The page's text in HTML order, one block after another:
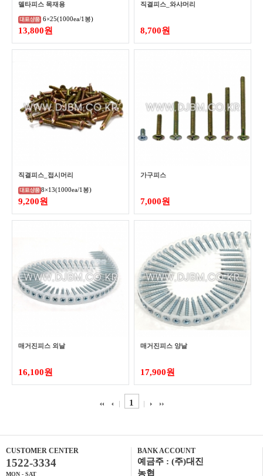
델타피스 목재용
6×25(1000ea/1봉)
13,800원
직결피스_와샤머리
8,700원
직결피스_접시머리
8×13(1000ea/1봉)
9,200원
가구피스
7,000원
매거진피스 외날
16,100원
매거진피스 양날
17,900원
1
CUSTOMER CENTER
1522-3334
MON - SAT
BANK ACCOUNT
예금주 : (주)대진
농협